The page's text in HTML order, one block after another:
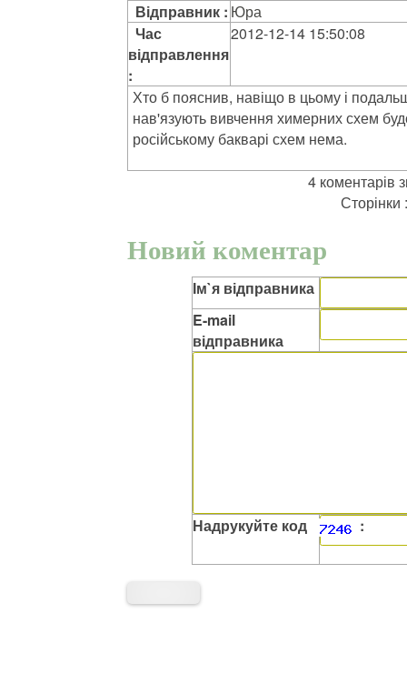
Відправник : Юра
Час
відправлення
:
2012-12-14 15:50:08
Хто б пояснив, навіщо в цьому і
нав'язують вивчення химерних схем
російському бакварі схем нема.
4 коментарів
Новий коментар
Ім`я відправника
E-mail
відправника
Надрукуйте код :